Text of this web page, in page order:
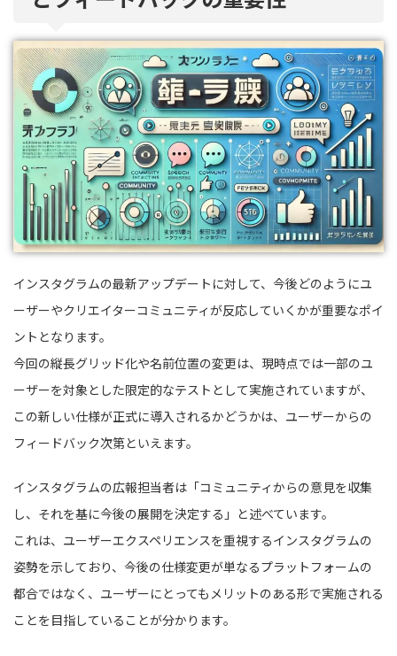
インスタグラムの最新アップデートに対して、今後どのようにユ
ーザーやクリエイターコミュニティが反応していくかが重要なポイ
ントとなります。
今回の縦長グリッド化や名前位置の変更は、現時点では一部のユ
ーザーを対象とした限定的なテストとして実施されていますが、
この新しい仕様が正式に導入されるかどうかは、ユーザーからの
フィードバック次第といえます。
インスタグラムの広報担当者は「コミュニティからの意見を収集
し、それを基に今後の展開を決定する」と述べています。
これは、ユーザーエクスペリエンスを重視するインスタグラムの
姿勢を示しており、今後の仕様変更が単なるプラットフォームの
都合ではなく、ユーザーにとってもメリットのある形で実施される
ことを目指していることが分かります。